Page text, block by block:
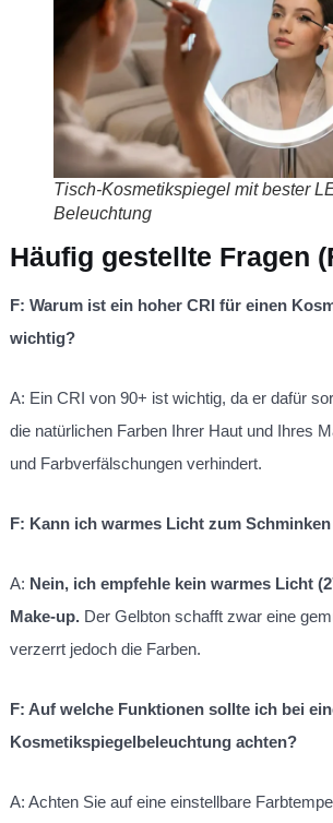
Tisch-Kosmetikspiegel mit bester
Beleuchtung
Häufig gestellte Fragen
F: Warum ist ein hoher CRI für einen
wichtig?
A: Ein CRI von 90+ ist wichtig, da er dafür
die natürlichen Farben Ihrer Haut und Ihres
und Farbverfälschungen verhindert.
F: Kann ich warmes Licht zum
A: Nein, ich empfehle kein warmes Licht
Make-up. Der Gelbton schafft zwar eine
verzerrt jedoch die Farben.
F: Auf welche Funktionen sollte ich bei
Kosmetikspiegelbeleuchtung achten?
A: Achten Sie auf eine einstellbare